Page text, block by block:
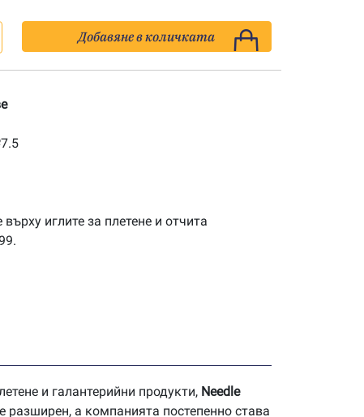
Добавяне в количката
върху иглите за плетене и отчита
и галантерийни продукти, Needle
разширен, а компанията постепенно става